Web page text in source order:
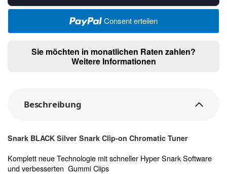
Consent erteilen
Sie möchten in monatlichen Raten zahlen?
Weitere Informationen
Beschreibung
Snark BLACK Silver Snark Clip-on Chromatic Tuner
Komplett neue Technologie mit schneller Hyper Snark Software
und verbesserten Gummi Clips